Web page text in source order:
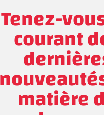
Tenez-
courant
matière